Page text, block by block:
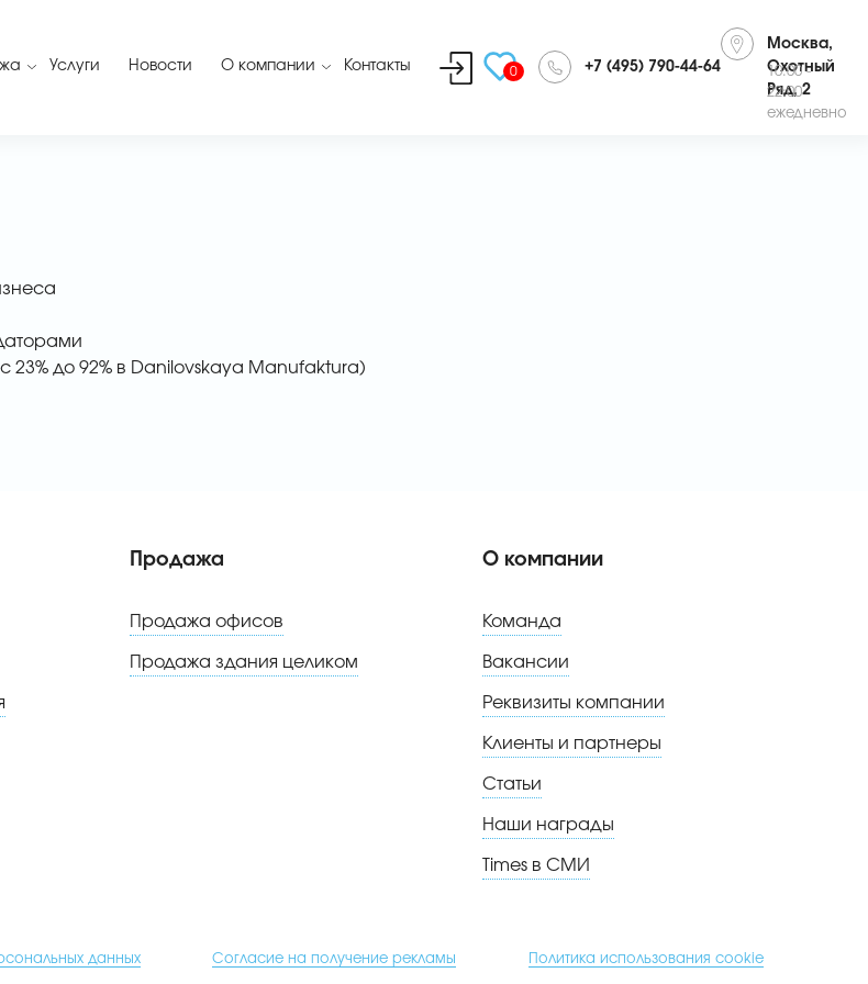
Услуги Новости О компании Контакты 0 +7 (495) 790-44-64
Москва,
Охотный
Ряд, 2
10:00 -
22:00
ежедневно
до 92% в Danilovskaya Manufaktura)
Продажа
Продажа офисов
Продажа здания целиком
О компании
Команда
Вакансии
Реквизиты компании
Клиенты и партнеры
Статьи
Наши награды
Times в СМИ
данных Согласие на получение рекламы Политика использования cookie